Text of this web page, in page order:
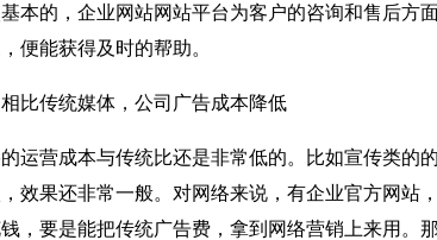
的，企业网站网站平台为客户的咨询和售后方
便能获得及时的帮助。
传统媒体，公司广告成本降低
营成本与传统比还是非常低的。比如宣传类的的
效果还非常一般。对网络来说，有企业官方网站
，要是能把传统广告费，拿到网络营销上来用。